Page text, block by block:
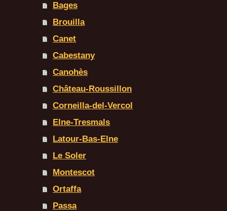
Bages
Brouilla
Canet
Cabestany
Canohès
Château-Roussillon
Corneilla-del-Vercol
Elne-Tresmals
Latour-Bas-Elne
Le Soler
Montescot
Ortaffa
Passa